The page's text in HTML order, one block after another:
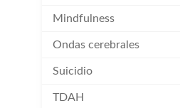
Mindfulness
Ondas cerebrales
Suicidio
TDAH